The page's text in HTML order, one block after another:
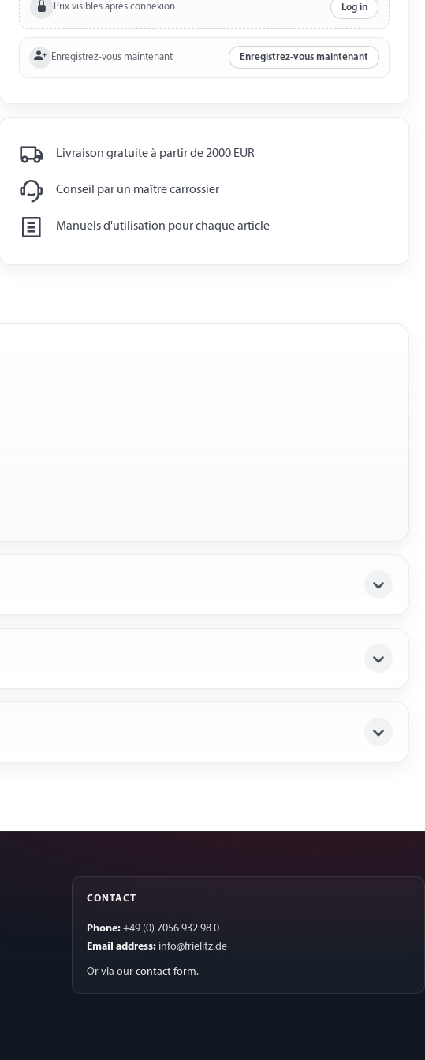
Prix visibles après connexion Log in
Enregistrez-vous maintenant Enregistrez-vous maintenant
Livraison gratuite à partir de 2000 EUR
Conseil par un maître carrossier
Manuels d'utilisation pour chaque article
CONTACT
Phone: +49 (0) 7056 932 98 0
Email address: info@frielitz.de
Or via our contact form.